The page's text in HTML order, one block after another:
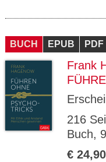
BUCH EPUB PDF
Frank
216
Buch,
€